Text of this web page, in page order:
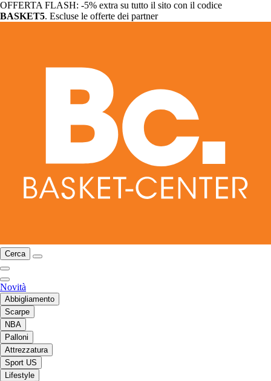
OFFERTA FLASH: -5% extra su tutto il sito con il codice
BASKET5. Escluse le offerte dei partner
Cerca
Novità
Abbigliamento
Scarpe
NBA
Palloni
Attrezzatura
Sport US
Lifestyle